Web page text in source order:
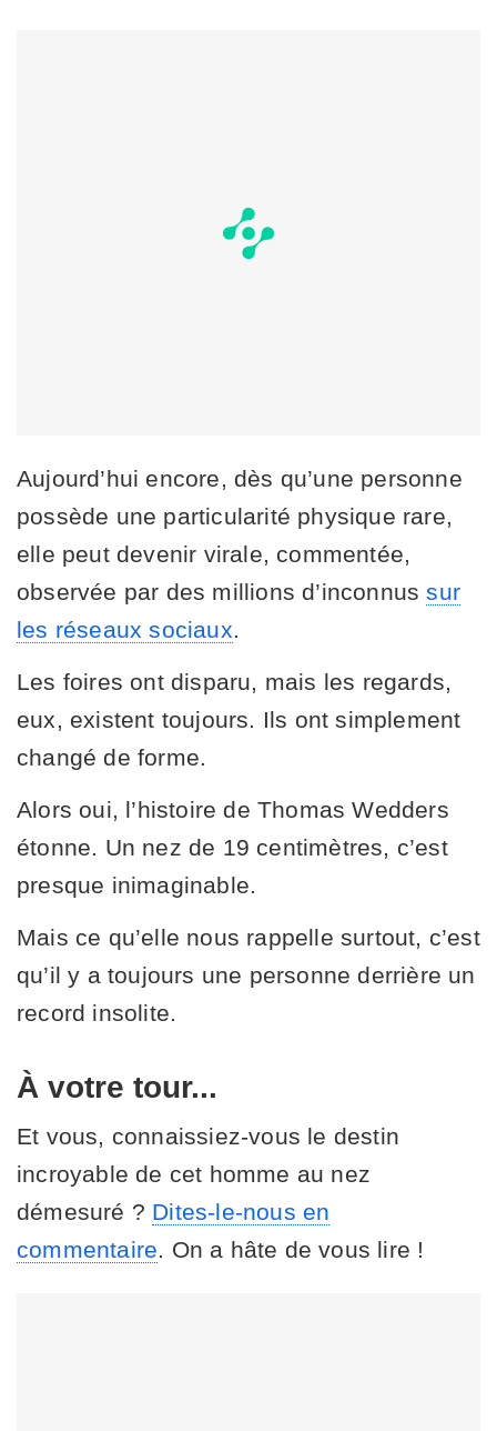
Aujourd’hui encore, dès qu’une personne
possède une particularité physique rare,
elle peut devenir virale, commentée,
observée par des millions d’inconnussur
les réseaux sociaux
Les foires ont disparu, mais les regards,
eux, existent toujours. Ils ont simplement
changé de forme.
Alors oui, l’histoire de Thomas Wedders
étonne. Un nez de 19 centimètres, c’est
presque inimaginable.
Mais ce qu’elle nous rappelle surtout, c’est
qu’il y a toujours une personne derrière un
record insolite.
À votre tour...
Et vous, connaissiez-vous le destin
incroyable de cet homme au nez
démesuré ? Dites-le-nous en
commentaire . On a hâte de vous lire !